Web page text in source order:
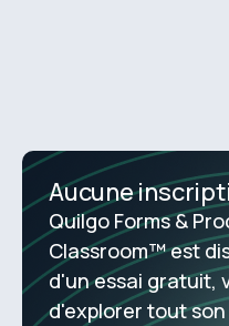
Aucune
Quilgo Forms &
Classroom™ est
d'un essai gratuit,
d'explorer tout